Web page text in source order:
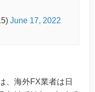
June 17, 2022
、海外FX業者は日